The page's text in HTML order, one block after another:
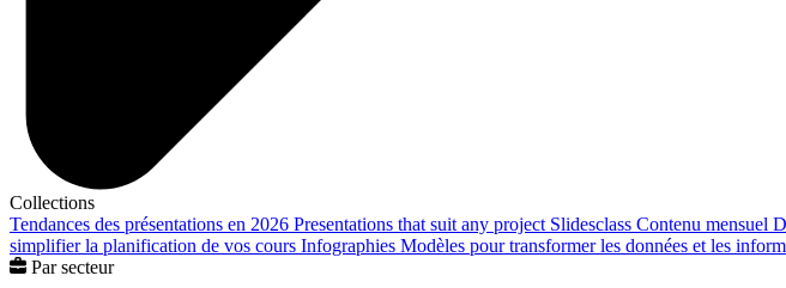
Collections
Tendances des présentations en 2026 Presentations that suit any project Slidesclass Contenu mensuel
simplifier la planification de vos cours Infographies Modèles pour transformer les données et les
Par secteur